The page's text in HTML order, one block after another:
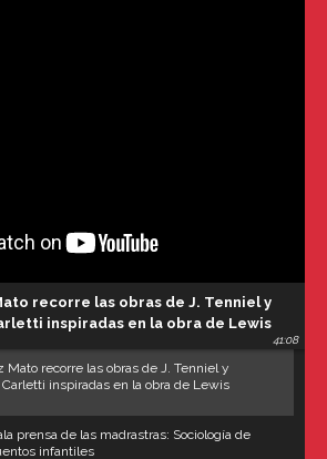
recorre las obras de J. Tenniel y
inspiradas en la obra de Lewis
41:08
Mato recorre las obras de J. Tenniel y
inspiradas en la obra de Lewis
prensa de las madrastras: Sociología de
infantiles